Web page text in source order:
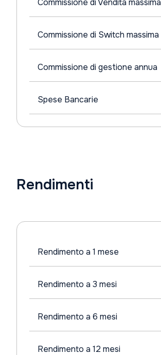
Commissione di Vendita massima
Commissione di Switch massima
Commissione di gestione annua
Spese Bancarie
Rendimenti
Rendimento a 1 mese
Rendimento a 3 mesi
Rendimento a 6 mesi
Rendimento a 12 mesi